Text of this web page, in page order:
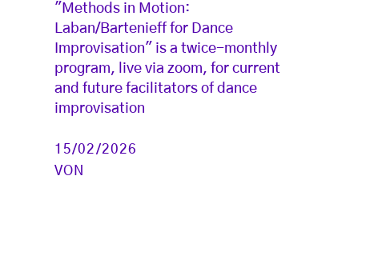
"Methods in Motion:
Laban/Bartenieff for Dance
Improvisation" is a twice-monthly
program, live via zoom, for current
and future facilitators of dance
improvisation
15/02/2026
VON